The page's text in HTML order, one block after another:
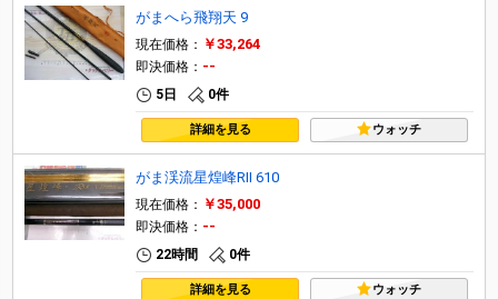
がまへら飛翔天 9
現在価格： ￥33,264
即決価格： --
5日 0件
詳細を見る ウォッチ
がま渓流星煌峰RⅡ 610
現在価格： ￥35,000
即決価格： --
22時間 0件
詳細を見る ウォッチ